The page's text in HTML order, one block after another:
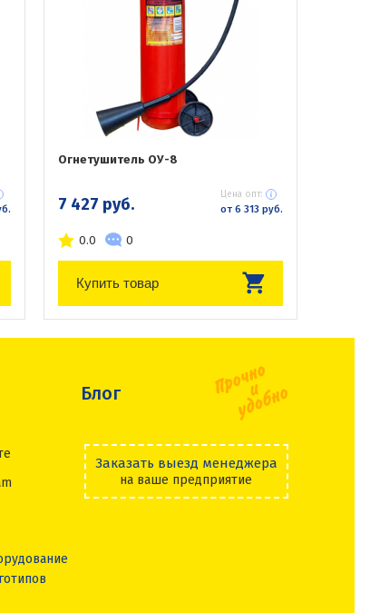
Огнетушитель ОУ-8
7 427 руб. Цена опт:
от 6 313 руб.
0.0 0
Купить товар
Блог
Заказать выезд менеджера
на ваше предприятие